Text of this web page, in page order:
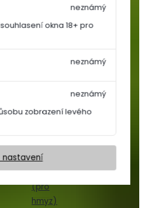
okna 18+ pro
neznámý
neznámý
zobrazení levého
neznámý
nastavení
Květiny
Dvouletky
koberec
Nektar
párty
(pro
hmyz)